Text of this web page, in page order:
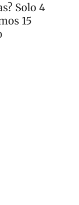
Solo 4
15